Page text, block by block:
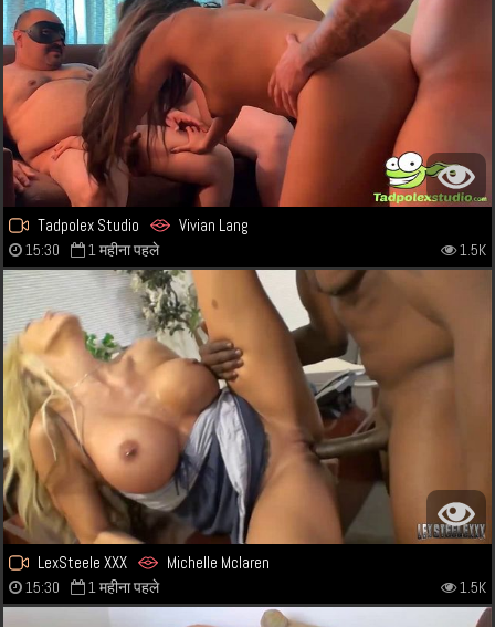
Tadpolex Studio Vivian Lang
15:30 1 महीना पहले 1.5K
LexSteele XXX Michelle Mclaren
15:30 1 महीना पहले 1.5K